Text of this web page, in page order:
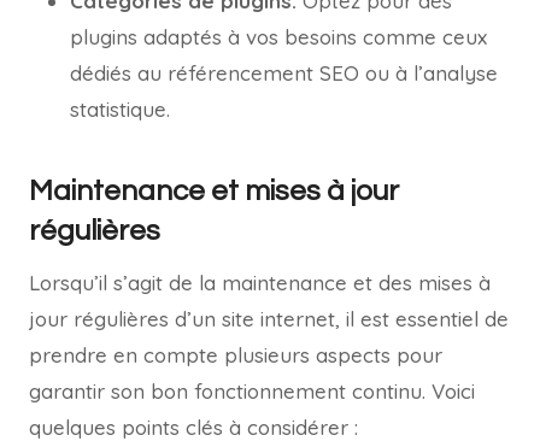
plugins adaptés à vos besoins comme ceux
dédiés au référencement SEO ou à l’analyse
statistique.
Maintenance et mises à jour
régulières
Lorsqu’il s’agit de la maintenance et des mises à
jour régulières d’un site internet, il est essentiel de
prendre en compte plusieurs aspects pour
garantir son bon fonctionnement continu. Voici
quelques points clés à considérer :